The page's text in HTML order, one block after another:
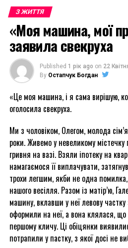
З ЖИТТЯ
«Моя машина, мої
заявила свекруха
Published 1 рік ago on 22
By Остапчук Богдан
«Це моя машина, і я сама вирішую,
оголосила свекруха.
Ми з чоловіком, Олегом, молода
роки. Живемо у невеликому
гривня на вазі. Взяли іпотеку на
намагаємося її виплачувати,
трохи легшим, якби не одна
нашого весілля. Разом із матір’ю,
машину, вклавши у неї левову
оформили на неї, а вона клялася,
першому кличу. Ці обіцянки
потрапили у пастку, з якої досі не